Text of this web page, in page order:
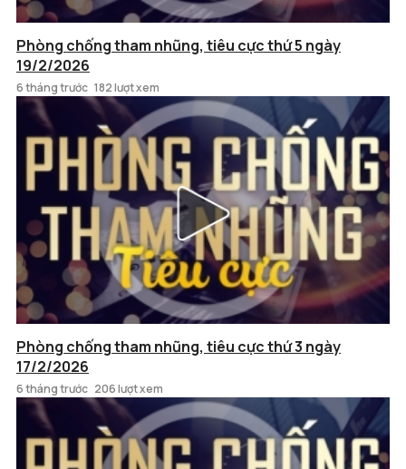
Phòng chống tham nhũng, tiêu cực thứ 5 ngày
19/2/2026
6 tháng trước 182 lượt xem
Phòng chống tham nhũng, tiêu cực thứ 3 ngày
17/2/2026
6 tháng trước 206 lượt xem